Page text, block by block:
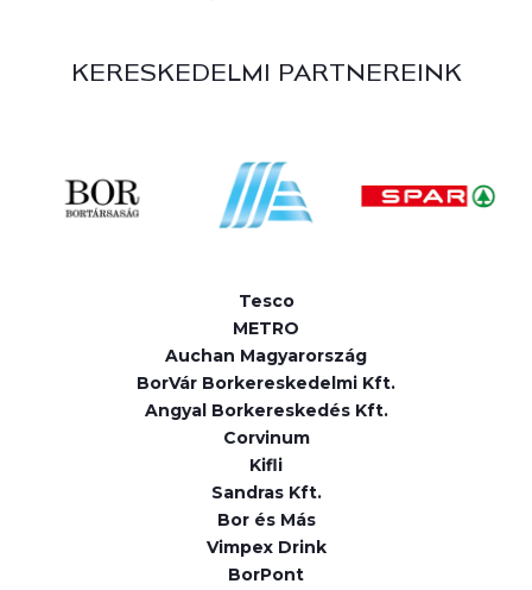
KERESKEDELMI PARTNEREINK
Tesco
METRO
Auchan Magyarország
BorVár Borkereskedelmi Kft.
Angyal Borkereskedés Kft.
Corvinum
Kifli
Sandras Kft.
Bor és Más
Vimpex Drink
BorPont